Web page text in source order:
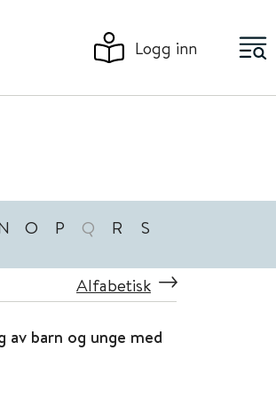
Logg inn
O P Q R S
Alfabetisk
barn og unge med